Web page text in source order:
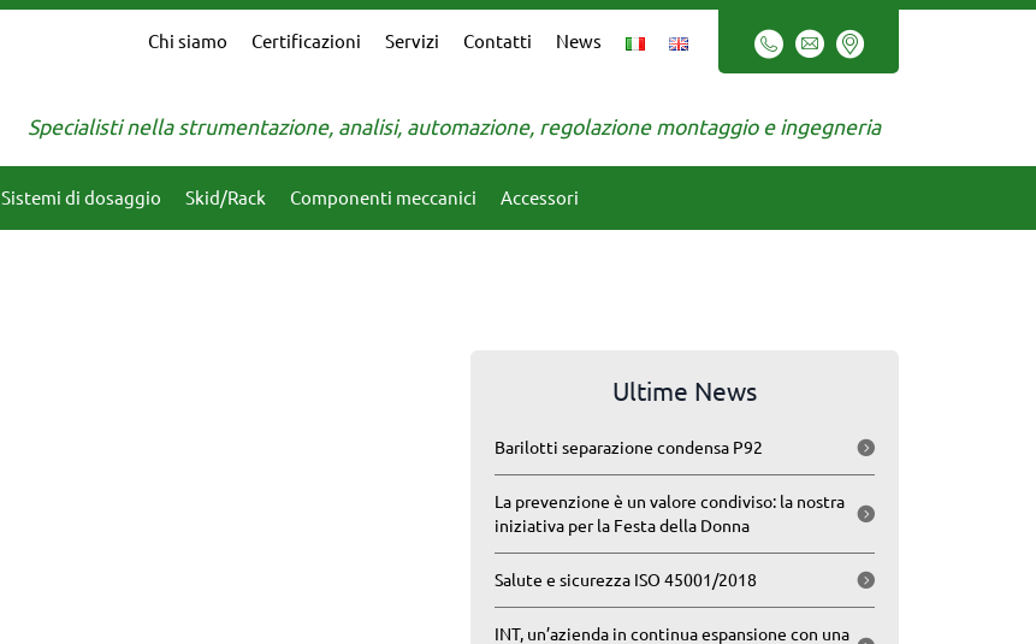
Chi siamo Certificazioni Servizi Contatti News
Specialisti nella strumentazione, analisi, automazione, regolazione montaggio e ingegneria
Sistemi di dosaggio Skid/Rack Componenti meccanici Accessori
Ultime News
Barilotti separazione condensa P92
La prevenzione è un valore condiviso: la nostra
iniziativa per la Festa della Donna
Salute e sicurezza ISO 45001/2018
INT, un’azienda in continua espansione con una